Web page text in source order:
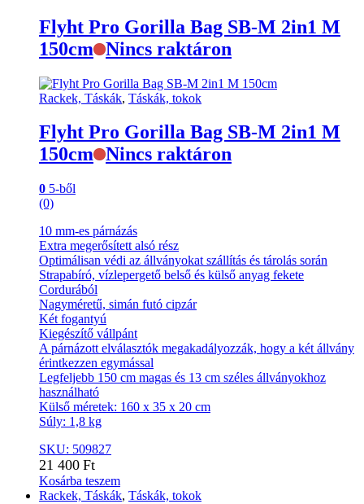
Flyht Pro Gorilla Bag SB-M 2in1 M
150cm
Nincs raktáron
Rackek, Táskák, Táskák, tokok
Flyht Pro Gorilla Bag SB-M 2in1 M
150cm Nincs raktáron
0 5-ből
(0)
10 mm-es párnázás
Extra megerősített alsó rész
Optimálisan védi az állványokat szállítás és tárolás során
Strapabíró, vízlepergető belső és külső anyag fekete
Cordurából
Nagyméretű, simán futó cipzár
Két fogantyú
Kiegészítő vállpánt
A párnázott elválasztók megakadályozzák, hogy a két állvány
érintkezzen egymással
Legfeljebb 150 cm magas és 13 cm széles állványokhoz
használható
Külső méretek: 160 x 35 x 20 cm
Súly: 1,8 kg
SKU: 509827
21 400 Ft
Kosárba teszem
Rackek, Táskák, Táskák, tokok